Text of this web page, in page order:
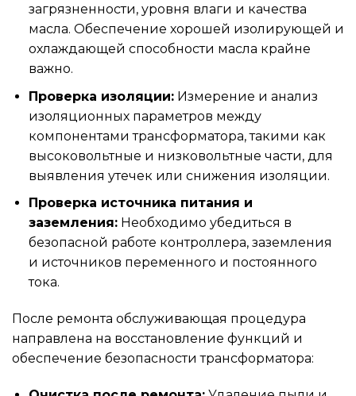
загрязненности, уровня влаги и качества
масла. Обеспечение хорошей изолирующей и
охлаждающей способности масла крайне
важно.
Проверка изоляции:Измерение и анализ
изоляционных параметров между
компонентами трансформатора, такими как
высоковольтные и низковольтные части, для
выявления утечек или снижения изоляции.
Проверка источника питания и
заземления:Необходимо убедиться в
безопасной работе контроллера, заземления
и источников переменного и постоянного
тока.
После ремонта обслуживающая процедура
направлена на восстановление функций и
обеспечение безопасности трансформатора: